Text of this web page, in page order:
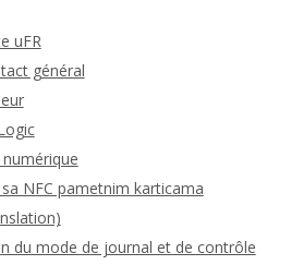
uFR
général
NFC pametnim karticama
du mode de journal et de contrôle